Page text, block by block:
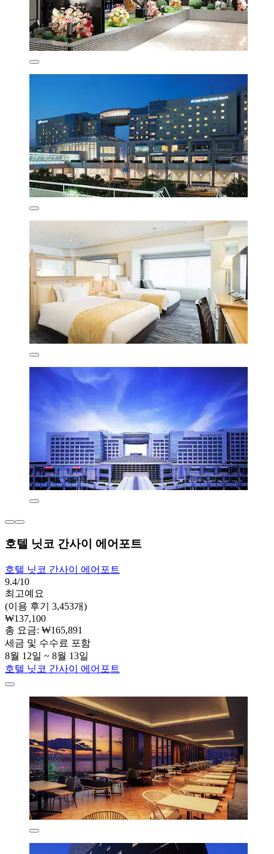
호텔 닛코 간사이 에어포트
호텔 닛코 간사이 에어포트
9.4/10
최고예요
(이용 후기 3,453개)
₩137,100
총 요금: ₩165,891
세금 및 수수료 포함
8월 12일 ~ 8월 13일
호텔 닛코 간사이 에어포트